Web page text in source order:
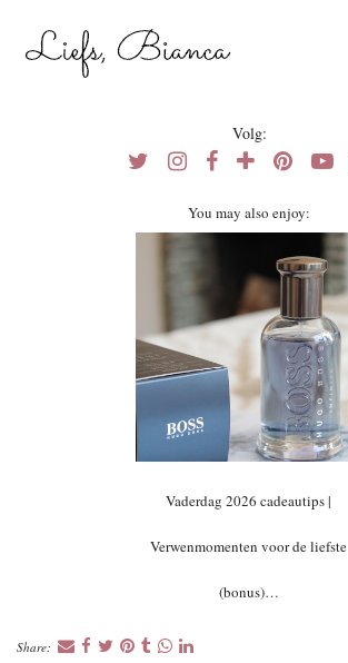
Volg:
You may also enjoy:
Vaderdag 2026 cadeautips |
Verwenmomenten voor de liefste
(bonus)…
Share: